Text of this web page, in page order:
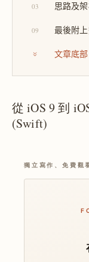
03 思路及架
09 最後附
文章底部
從 iOS 9 到
(Swift)
獨立寫作、免費觀